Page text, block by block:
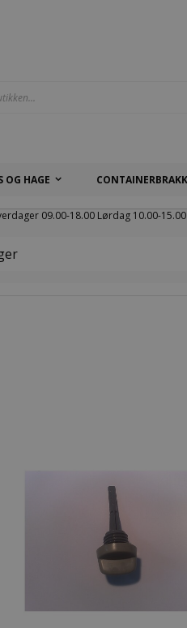
OG HAGE
09.00-18.00 Lørdag 10.00-